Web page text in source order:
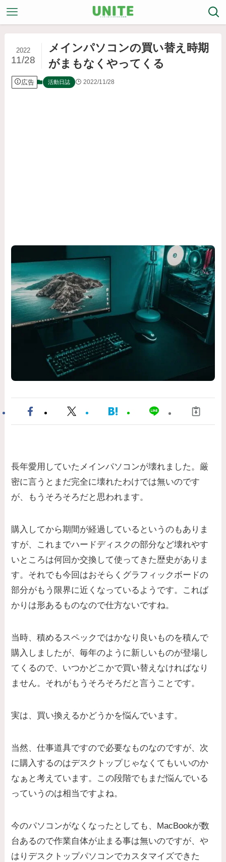
メインパソコンの買い替え時期
がまもなくやってくる
2022
11/28
広告 活動日誌 2022/11/28
長年愛用していたメインパソコンが壊れました。厳
密に言うとまだ完全に壊れたわけでは無いのです
が、もうそろそろだと思われます。
購入してから期間が経過しているというのもありま
すが、これまでハードディスクの部分など壊れやす
いところは何回か交換して使ってきた歴史がありま
す。それでも今回はおそらくグラフィックボードの
部分がもう限界に近くなっているようです。これば
かりは形あるものなので仕方ないですね。
当時、積めるスペックではかなり良いものを積んで
購入しましたが、毎年のように新しいものが登場し
てくるので、いつかどこかで買い替えなければなり
ません。それがもうそろそろだと言うことです。
実は、買い換えるかどうかを悩んでいます。
当然、仕事道具ですので必要なものなのですが、次
に購入するのはデスクトップじゃなくてもいいのか
なぁと考えています。この段階でもまだ悩んでいる
っていうのは相当ですよね。
今のパソコンがなくなったとしても、MacBookが数
台あるので作業自体が止まる事は無いのですが、や
はりデスクトップパソコンでカスタマイズできた